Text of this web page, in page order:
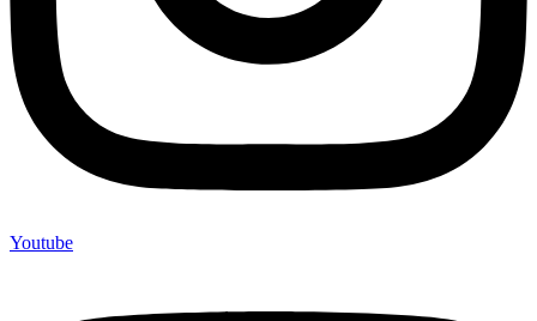
Youtube